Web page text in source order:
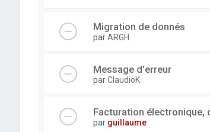
Migration de donnés
parARGH
Message d'erreur
parClaudioK
Facturation électronique,
par guillaume